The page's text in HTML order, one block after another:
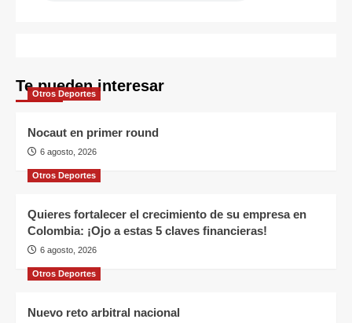
Te pueden interesar
Otros Deportes
Nocaut en primer round
6 agosto, 2026
Otros Deportes
Quieres fortalecer el crecimiento de su empresa en
Colombia: ¡Ojo a estas 5 claves financieras!
6 agosto, 2026
Otros Deportes
Nuevo reto arbitral nacional